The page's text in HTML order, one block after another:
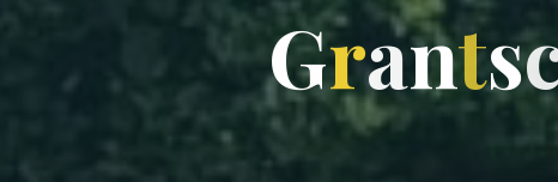
Grants